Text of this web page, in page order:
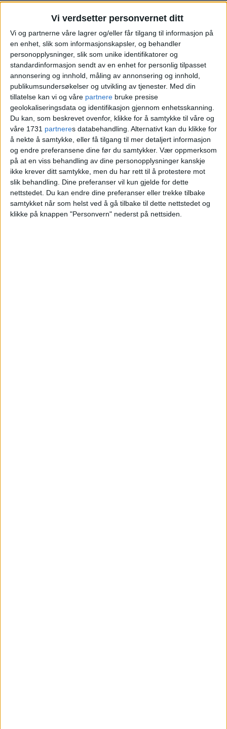
Vi verdsetter personvernet ditt
Vi og partnerne våre lagrer og/eller får tilgang til informasjon på
en enhet, slik som informasjonskapsler, og behandler
personopplysninger, slik som unike identifikatorer og
standardinformasjon sendt av en enhet for personlig tilpasset
annonsering og innhold, måling av annonsering og innhold,
publikumsundersøkelser og utvikling av tjenester. Med din
tillatelse kan vi og våre partnere bruke presise
geolokaliseringsdata og identifikasjon gjennom enhetsskanning.
Du kan, som beskrevet ovenfor, klikke for å samtykke til våre og
våre 1731 partneres databehandling. Alternativt kan du klikke for
å nekte å samtykke, eller få tilgang til mer detaljert informasjon
og endre preferansene dine før du samtykker. Vær oppmerksom
på at en viss behandling av dine personopplysninger kanskje
ikke krever ditt samtykke, men du har rett til å protestere mot
slik behandling. Dine preferanser vil kun gjelde for dette
nettstedet. Du kan endre dine preferanser eller trekke tilbake
samtykket når som helst ved å gå tilbake til dette nettstedet og
klikke på knappen "Personvern" nederst på nettsiden.
rett instans å klage til.
Søndag kom nyheten om at Oslos
skolebyrådInga Marte Thorkildsen(SV)
mener skolene ikke bør gjenåpnes etter
påske.
Vi kan ikke åpne skoler og barnehager uka
etter påske, det ville vært uforsvarlig
skriver Inga Marte Thorkildsen på sin egen
Facebook-side.
— Hvis regjeringa nå på tirsdag lander på